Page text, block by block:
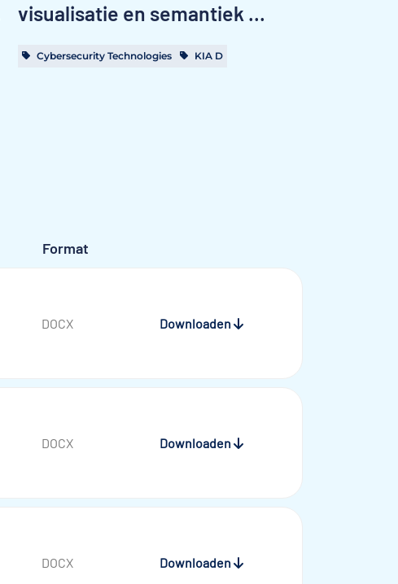
visualisatie en semantiek ...
Cybersecurity Technologies KIA D
Format
DOCX Downloaden
DOCX Downloaden
DOCX Downloaden